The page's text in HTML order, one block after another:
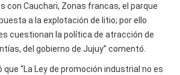
con Cauchari, Zonas francas, el parque
a la explotación de litio; por ello
cuestionan la política de atracción de
del gobierno de Jujuy” comentó.
“La Ley de promoción industrial no es